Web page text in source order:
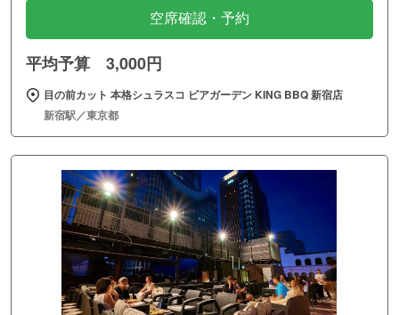
空席確認・予約
平均予算 3,000円
目の前カット 本格シュラスコ ビアガーデン KING BBQ 新宿店
新宿駅／東京都